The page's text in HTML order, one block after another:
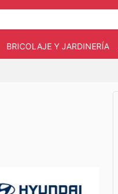
BRICOLAJE Y JARDINERÍA